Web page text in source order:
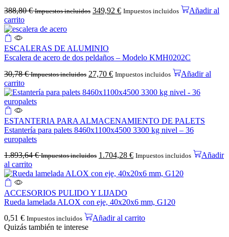
388,80€ Impuestos incluidos 349,92 € Impuestos incluidos
Añadir al
carrito
ESCALERAS DE ALUMINIO
Escalera de acero de dos peldaños – Modelo KMH0202C
30,78€ Impuestos incluidos 27,70 € Impuestos incluidos
Añadir al
carrito
ESTANTERIA PARA ALMACENAMIENTO DE PALETS
Estantería para palets 8460x1100x4500 3300 kg nivel – 36
europalets
1.893,64€ Impuestos incluidos 1.704,28 € Impuestos incluidos
Añadir
al carrito
ACCESORIOS PULIDO Y LIJADO
Rueda lamelada ALOX con eje, 40x20x6 mm, G120
0,51 € Impuestos incluidos
Añadir al carrito
Quizás también te interese